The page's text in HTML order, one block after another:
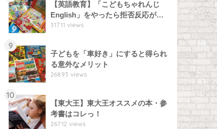
【英語教育】「こどもちゃれんじ
English」をやったら拒否反応が…
31711 views
9
子どもを「車好き」にすると得られ
る意外なメリット
26893 views
10
【東大王】東大王オススメの本・参
考書はコレっ！
26712 views